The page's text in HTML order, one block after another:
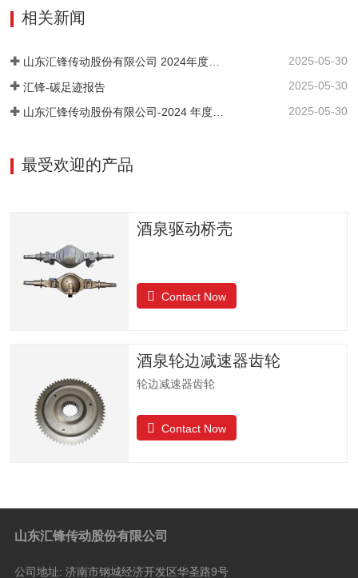
相关新闻
山东汇锋传动股份有限公司 2024年度社会责任报告 2025-05-30
汇锋-碳足迹报告 2025-05-30
2025-05-30
最受欢迎的产品
酒泉驱动桥壳
Contact Now
酒泉轮边减速器齿轮
轮边减速器齿轮
Contact Now
山东汇锋传动股份有限公司
公司地址: 济南市钢城经济开发区华圣路9号